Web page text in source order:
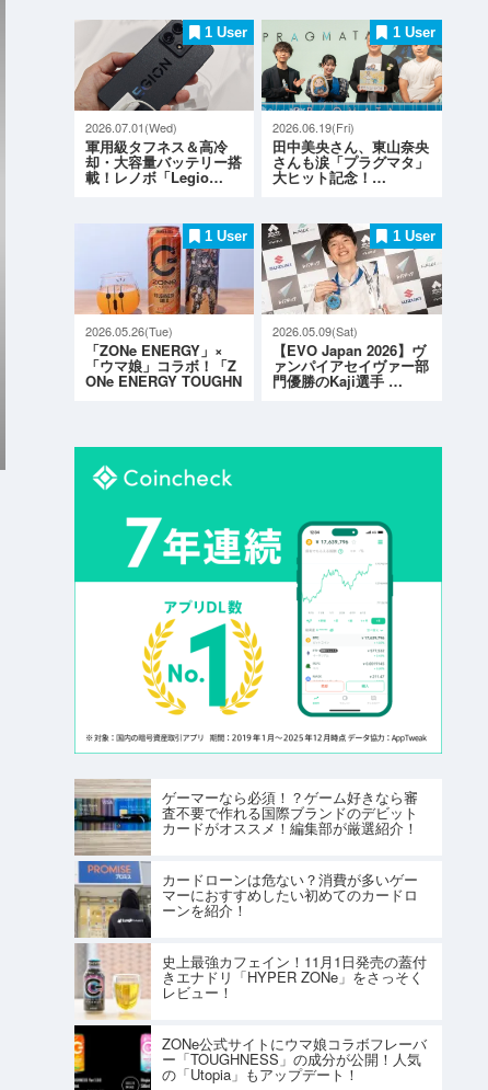
1 User
2026.07.01(Wed)
軍用級タフネス＆高冷
却・大容量バッテリー搭
載！レノボ「Legio…
1 User
2026.06.19(Fri)
田中美央さん、東山奈央
さんも涙「プラグマタ」
大ヒット記念！…
1 User
2026.05.26(Tue)
「ZONe ENERGY」×
「ウマ娘」コラボ！「Z
ONe ENERGY TOUGHN
1 User
2026.05.09(Sat)
【EVO Japan 2026】ヴ
ァンパイアセイヴァー部
門優勝のKaji選手 …
ゲーマーなら必須！？ゲーム好きなら審
査不要で作れる国際ブランドのデビット
カードがオススメ！編集部が厳選紹介！
カードローンは危ない？消費が多いゲー
マーにおすすめしたい初めてのカードロ
ーンを紹介！
史上最強カフェイン！11月1日発売の蓋付
きエナドリ「HYPER ZONe」をさっそく
レビュー！
ZONe公式サイトにウマ娘コラボフレーバ
ー「TOUGHNESS」の成分が公開！人気
の「Utopia」もアップデート！